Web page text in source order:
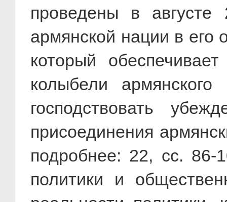
проведены в августе
армянской нации в его
который
колыбели
господствовать
присоединения
подробнее: 22, сс.
политики и